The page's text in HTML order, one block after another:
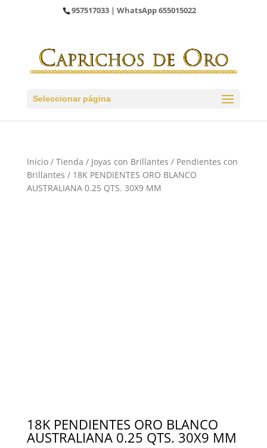
957517033 | WhatsApp655015022
Seleccionar página
Inicio/ Tienda / Joyas con Brillantes / Pendientes con
Brillantes / 18K PENDIENTES ORO BLANCO
AUSTRALIANA 0.25 QTS. 30X9 MM
18K PENDIENTES ORO BLANCO
AUSTRALIANA 0.25 QTS. 30X9 MM